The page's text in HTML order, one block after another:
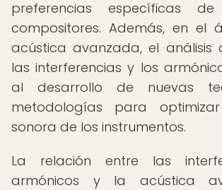
preferencias específicas
compositores. Además, en el
acústica avanzada, el análisis
las interferencias y los
al desarrollo de nuevas
metodologías para
sonora de los instrumentos.
La relación entre las
armónicos y la acústica